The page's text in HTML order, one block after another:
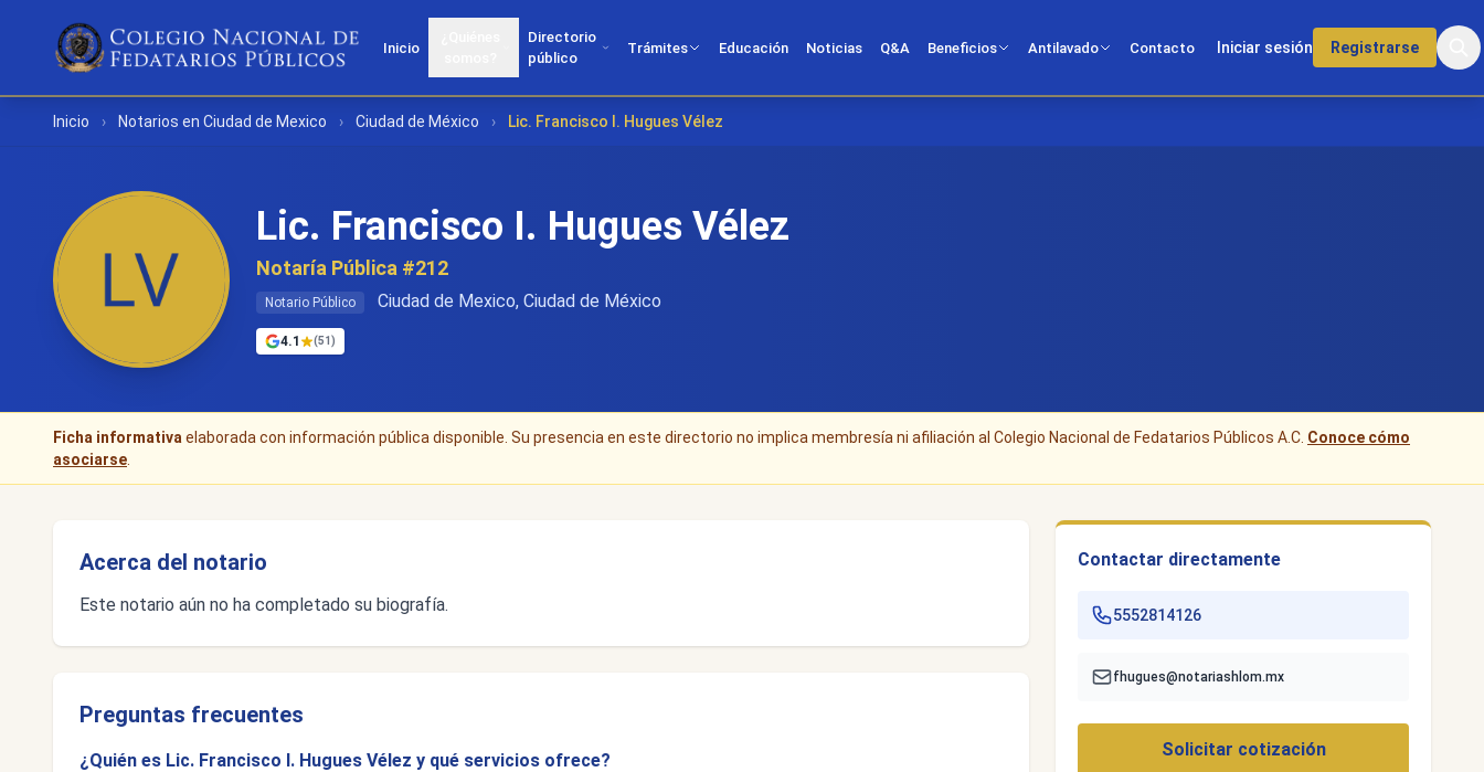
Inicio
Directorio
público
Trámites Educación Noticias Q&A Beneficios Antilavado Contacto Iniciar sesión Registrarse
Inicio › Notarios en Ciudad de Mexico › Ciudad de México › Lic. Francisco I. Hugues Vélez
Lic. Francisco I. Hugues Vélez
Notaría Pública #212
Notario Público Ciudad de Mexico, Ciudad de México
4.1 (51)
Ficha informativa elaborada con información pública disponible. Su presencia en este directorio no implica membresía ni afiliación al Colegio Nacional de Fedatarios Públicos A.C. Conoce cómo
asociarse
Acerca del notario
Este notario aún no ha completado su biografía.
Preguntas frecuentes
¿Quién es Lic. Francisco I. Hugues Vélez y qué servicios ofrece?
Contactar directamente
5552814126
fhugues@notariashlom.mx
Solicitar cotización